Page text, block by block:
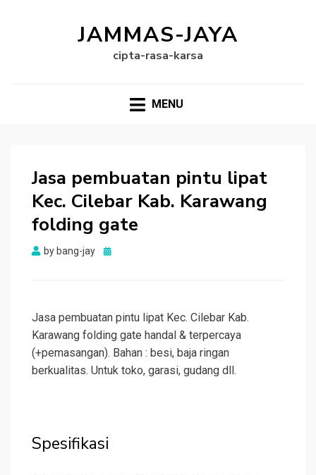
JAMMAS-JAYA
cipta-rasa-karsa
MENU
Jasa pembuatan pintu lipat
Kec. Cilebar Kab. Karawang
folding gate
by bang-jay
Posted
Jasa pembuatan pintu lipat Kec. Cilebar Kab.
Karawang folding gate handal & terpercaya
(+pemasangan). Bahan : besi, baja ringan
berkualitas. Untuk toko, garasi, gudang dll.
Spesifikasi